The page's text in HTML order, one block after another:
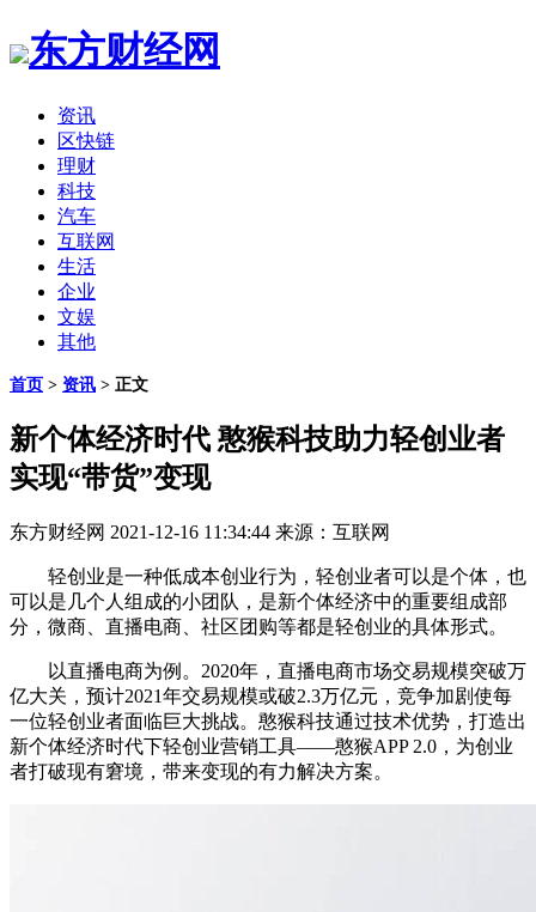
东方财经网
资讯
区快链
理财
科技
汽车
互联网
生活
企业
文娱
其他
首页 > 资讯 > 正文
新个体经济时代 憨猴科技助力轻创业者
实现“带货”变现
东方财经网 2021-12-16 11:34:44 来源：互联网
轻创业是一种低成本创业行为，轻创业者可以是个体，也
可以是几个人组成的小团队，是新个体经济中的重要组成部
分，微商、直播电商、社区团购等都是轻创业的具体形式。
以直播电商为例。2020年，直播电商市场交易规模突破万
亿大关，预计2021年交易规模或破2.3万亿元，竞争加剧使每
一位轻创业者面临巨大挑战。憨猴科技通过技术优势，打造出
新个体经济时代下轻创业营销工具——憨猴APP 2.0，为创业
者打破现有窘境，带来变现的有力解决方案。